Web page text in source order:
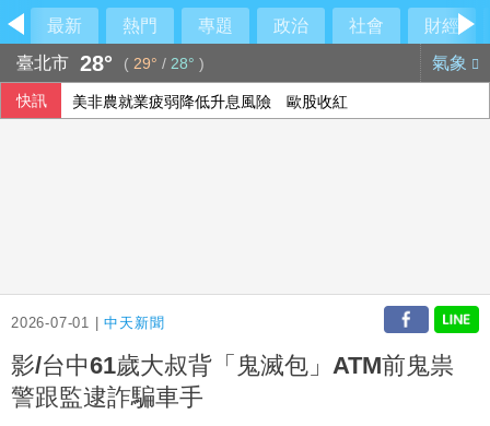
最新 熱門 專題 政治 社會
財經
臺北市 28° ( 29° / 28° ) 氣象
快訊 美非農就業疲弱降低升息風險 歐股收紅
2026-07-01 |中天新聞
影/台中61歲大叔背「鬼滅包」ATM前鬼祟
警跟監逮詐騙車手